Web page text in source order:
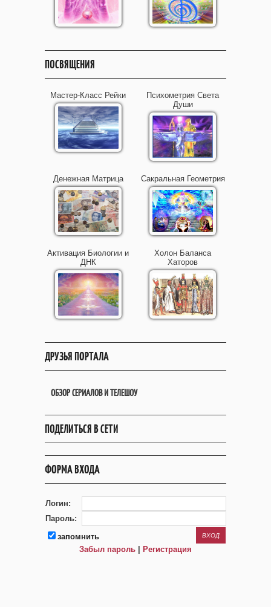
ПОСВЯЩЕНИЯ
Мастер-Класс Рейки
Психометрия Света
Души
Денежная Матрица Сакральная Геометрия
Активация Биологии и
ДНК
Холон Баланса
Хаторов
ДРУЗЬЯ ПОРТАЛА
ОБЗОР СЕРИАЛОВ И ТЕЛЕШОУ
ПОДЕЛИТЬСЯ В СЕТИ
ФОРМА ВХОДА
Логин:
Пароль:
запомнить
Забыл пароль
Регистрация